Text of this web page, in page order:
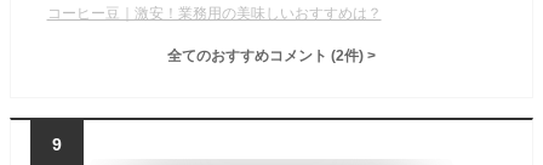
コーヒー豆｜激安！業務用の美味しいおすすめは？
全てのおすすめコメント (2件) >
9